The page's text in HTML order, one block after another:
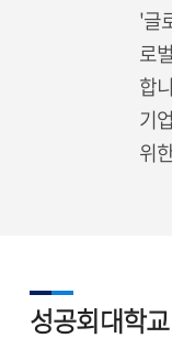
'글
로
합
기
위
성공회대학